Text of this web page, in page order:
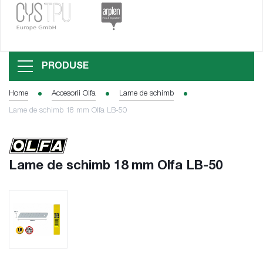
PRODUSE
Home Accesorii Olfa Lame de schimb
Lame de schimb 18 mm Olfa LB-50
Lame de schimb 18 mm Olfa LB-50